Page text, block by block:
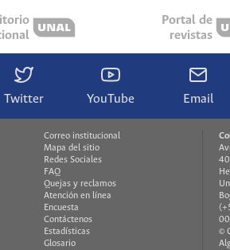
Portal de
revistas
Twitter YouTube Email
Correo institucional
Mapa del sitio
Redes Sociales
FAQ
Quejas y reclamos
Atención en línea
Encuesta
Contáctenos
Estadísticas
Glosario
©